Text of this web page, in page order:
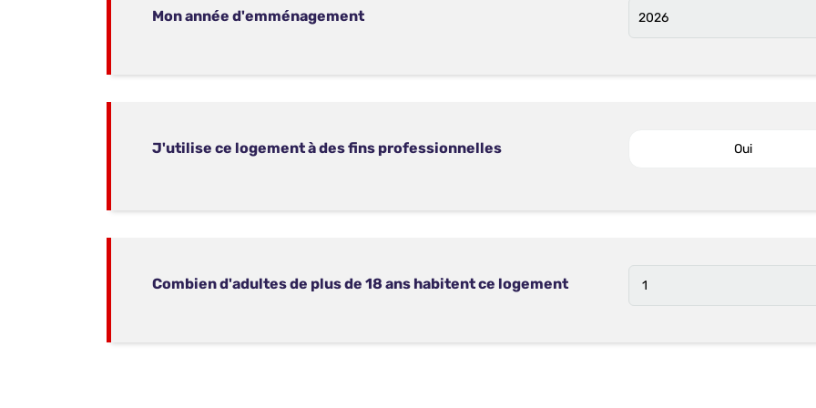
Mon année d'emménagement
J'utilise ce logement à des fins professionnelles Oui
Combien d'adultes de plus de 18 ans habitent ce logement